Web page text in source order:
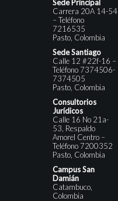
Sede Principal
Carrera 20A 14-54
– Teléfono
7216535
Pasto, Colombia
Sede Santiago
Calle 12 #22f-16 –
Teléfono 7374506-
7374505
Pasto, Colombia
Consultorios
Jurídicos
Calle 16 No 21a-
53, Respaldo
Amorel Centro –
Teléfono 7200352
Pasto, Colombia
Campus San
Damián
Catambuco,
Colombia